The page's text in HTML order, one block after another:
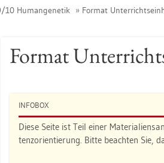
10 Hu­man­ge­ne­tik For­mat
For­mat
IN­FO­BOX
Diese Seite ist Teil einer
tenz­ori­en­tie­rung. Bitte be­ach­ten Sie,